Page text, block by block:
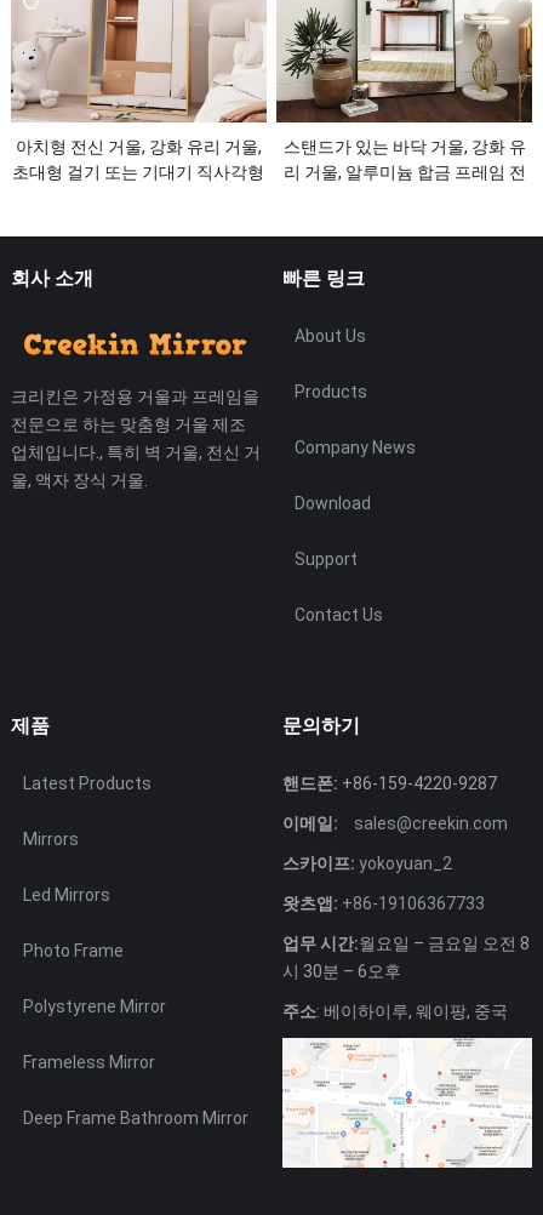
아치형 전신 거울, 강화 유리 거울,
초대형 걸기 또는 기대기 직사각형
스탠드가 있는 바닥 거울, 강화 유
리 거울, 알루미늄 합금 프레임 전
회사 소개
크리킨은 가정용 거울과 프레임을
전문으로 하는 맞춤형 거울 제조
업체입니다., 특히 벽 거울, 전신 거
울, 액자 장식 거울.
빠른 링크
About Us
Products
Company News
Download
Support
Contact Us
제품
Latest Products
Mirrors
Led Mirrors
Photo Frame
Polystyrene Mirror
Frameless Mirror
Deep Frame Bathroom Mirror
문의하기
핸드폰: +86-159-4220-9287
이메일: sales@creekin.com
스카이프: yokoyuan_2
왓츠앱: +86-19106367733
업무 시간:월요일 – 금요일 오전 8
시 30분 – 6오후
주소: 베이하이루, 웨이팡, 중국